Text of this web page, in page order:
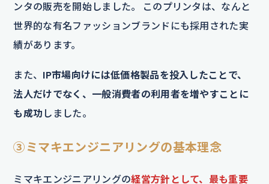
ンタの販売を開始しました。 このプリンタは、なんと
世界的な有名ファッションブランドにも採用された実
績があります。
また、 IP市場向けには低価格製品を投入したことで、
法人だけでなく、一般消費者の利用者を増やすことに
も成功 しました。
③ミマキエンジニアリングの基本理念
ミマキエンジニアリングの経営方針として、最も重要